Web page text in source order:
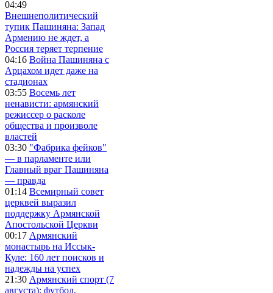
04:49
Внешнеполитический
тупик Пашиняна: Запад
Армению не ждет, а
Россия теряет терпение
04:16 Война Пашиняна с
Арцахом идет даже на
стадионах
03:55 Восемь лет
ненависти: армянский
режиссер о расколе
общества и произволе
властей
03:30 "Фабрика фейков"
— в парламенте или
Главный враг Пашиняна
— правда
01:14 Всемирный совет
церквей выразил
поддержку Армянской
Апостольской Церкви
00:17 Армянский
монастырь на Иссык-
Куле: 160 лет поисков и
надежды на успех
21:30 Армянский спорт (7
августа): футбол,